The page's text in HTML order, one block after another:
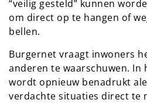
“veilig gesteld” kunnen
om direct op te hangen of
bellen.
Burgernet vraagt inwoners
anderen te waarschuwen.
wordt opnieuw benadrukt
verdachte situaties direct te